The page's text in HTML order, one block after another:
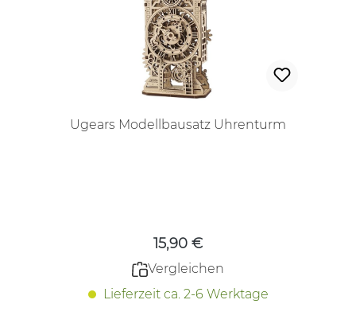
Ugears Modellbausatz Uhrenturm
15,90 €
Vergleichen
Lieferzeit ca. 2-6 Werktage